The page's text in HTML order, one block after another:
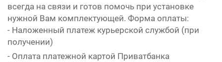
всегда на связи и готов помочь при установке
нужной Вам комплектующей. Форма оплаты:
- Наложенный платеж курьерской службой (при
получении)
- Оплата платежной картой Приватбанка